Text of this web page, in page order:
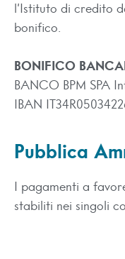
l’Istituto di credito
bonifico.
BONIFICO
BANCO BPM SPA
IBAN
Pubblica
I pagamenti a
stabiliti nei singoli